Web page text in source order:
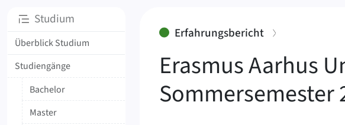
Erfahrungsbericht:
Erasmus Aarhus
Sommersemester
StudiumUnterseiten
Überblick Studium
Studiengänge
Bachelor
Master